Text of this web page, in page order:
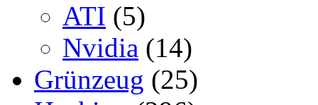
ATI (5)
Nvidia (14)
Grünzeug (25)